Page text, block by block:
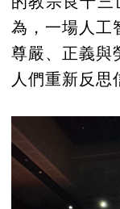
為，一場人工
尊嚴、正義與
人們重新反思